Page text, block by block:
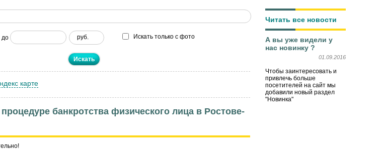
до руб. Искать только с фото
карте
банкротства физического лица в Ростове-
Читать все новости
А вы уже видели у
нас новинку ?
01.09.2016
Чтобы заинтересовать и
привлечь больше
посетителей на сайт мы
добавили новый раздел
"Новинка"